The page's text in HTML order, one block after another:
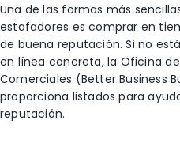
Una de las formas más
estafadores es comprar en
de buena reputación. Si no
en línea concreta, la Oficina
Comerciales (Better Business
proporciona listados para
reputación.